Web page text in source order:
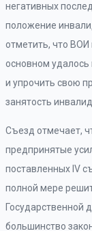
негативных
положение
отметить, что ВОИ
основном удалось
и упрочить свою
занятость
Съезд отмечает,
предпринятые
поставленных IV
полной мере
Государственной
большинство